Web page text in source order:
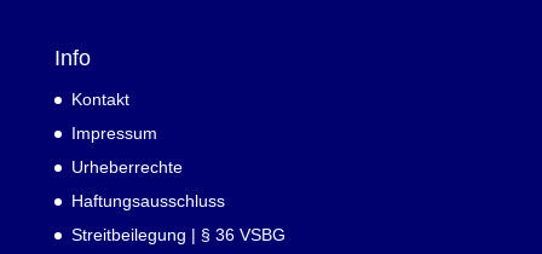
Info
Kontakt
Impressum
Urheberrechte
Haftungsausschluss
Streitbeilegung | § 36 VSBG